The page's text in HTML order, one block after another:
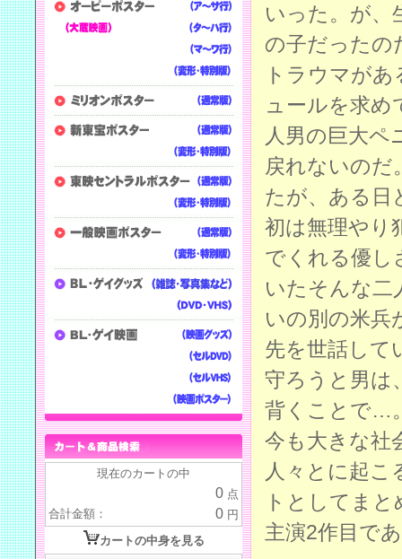
いった。が、
の子だったの
トラウマが
ュールを求め
人男の巨大ペ
戻れないのだ
たが、ある日
初は無理やり
でくれる優し
いたそんな二
いの別の米兵
先を世話して
守ろうと男は
背くことで…
今も大きな社
人々とに起こ
トとしてま
主演2作目で
現在のカートの中
0 点
合計金額：
0 円
カートの中身を見る